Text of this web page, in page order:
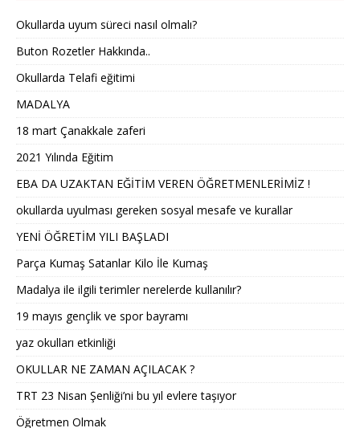
Okullarda uyum süreci nasıl olmalı?
Buton Rozetler Hakkında..
Okullarda Telafi eğitimi
MADALYA
18 mart Çanakkale zaferi
2021 Yılında Eğitim
EBA DA UZAKTAN EĞİTİM VEREN ÖĞRETMENLERİMİZ !
okullarda uyulması gereken sosyal mesafe ve kurallar
YENİ ÖĞRETİM YILI BAŞLADI
Parça Kumaş Satanlar Kilo İle Kumaş
Madalya ile ilgili terimler nerelerde kullanılır?
19 mayıs gençlik ve spor bayramı
yaz okulları etkinliği
OKULLAR NE ZAMAN AÇILACAK ?
TRT 23 Nisan Şenliği’ni bu yıl evlere taşıyor
Öğretmen Olmak